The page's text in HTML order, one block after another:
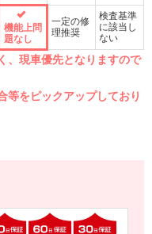
機能上問
題なし
一定の修
理推奨
検査基準
に該当し
ない
、現車優先となりますので
等をピックアップしており